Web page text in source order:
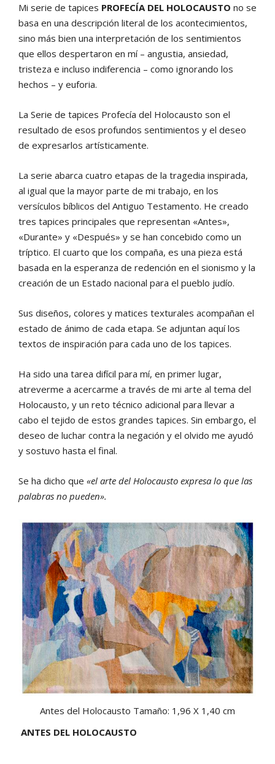
Mi serie de tapices PROFECÍA DEL HOLOCAUSTO no se
basa en una descripción literal de los acontecimientos,
sino más bien una interpretación de los sentimientos
que ellos despertaron en mí – angustia, ansiedad,
tristeza e incluso indiferencia – como ignorando los
hechos – y euforia.
La Serie de tapices Profecía del Holocausto son el
resultado de esos profundos sentimientos y el deseo
de expresarlos artísticamente.
La serie abarca cuatro etapas de la tragedia inspirada,
al igual que la mayor parte de mi trabajo, en los
versículos bíblicos del Antiguo Testamento. He creado
tres tapices principales que representan «Antes»,
«Durante» y «Después» y se han concebido como un
tríptico. El cuarto que los compaña, es una pieza está
basada en la esperanza de redención en el sionismo y la
creación de un Estado nacional para el pueblo judío.
Sus diseños, colores y matices texturales acompañan el
estado de ánimo de cada etapa. Se adjuntan aquí los
textos de inspiración para cada uno de los tapices.
Ha sido una tarea difícil para mí, en primer lugar,
atreverme a acercarme a través de mi arte al tema del
Holocausto, y un reto técnico adicional para llevar a
cabo el tejido de estos grandes tapices. Sin embargo, el
deseo de luchar contra la negación y el olvido me ayudó
y sostuvo hasta el final.
Se ha dicho que «el arte del Holocausto expresa lo que las
palabras no pueden».
Antes del Holocausto Tamaño: 1,96 X 1,40 cm
ANTES DEL HOLOCAUSTO